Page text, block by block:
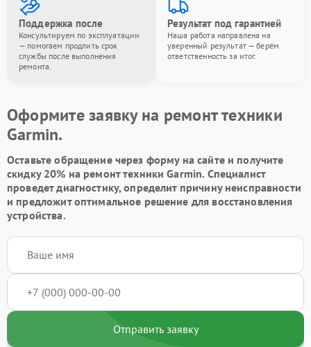
Поддержка после
Консультируем по эксплуатации
— помогаем продлить срок
службы после выполнения
ремонта.
Результат под гарантией
Наша работа направлена на
уверенный результат — берём
ответственность за итог.
Оформите заявку на ремонт техники
Garmin.
Оставьте обращение через форму на сайте и получите
скидку 20% на ремонт техники Garmin. Специалист
проведет диагностику, определит причину неисправности
и предложит оптимальное решение для восстановления
устройства.
Отправить заявку